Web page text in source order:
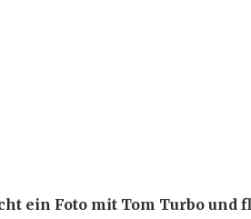
ein Foto mit Tom Turbo und